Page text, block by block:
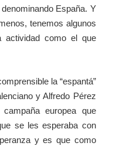
España. Y
tenemos algunos
actividad como el que
la “espantá”
y Alfredo Pérez
europea que
se les esperaba con
y es que como